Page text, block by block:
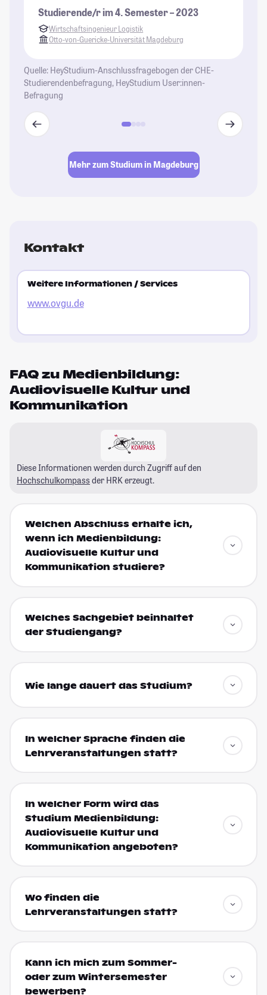
Studierende/r im 4. Semester – 2023
Wirtschaftsingenieur Logistik
Otto-von-Guericke-Universität Magdeburg
Quelle: HeyStudium-Anschlussfragebogen der CHE-
Studierendenbefragung, HeyStudium User:innen-
Befragung
Mehr zum Studium in Magdeburg
Kontakt
Weitere Informationen / Services
www.ovgu.de
FAQ zu Medienbildung:
Audiovisuelle Kultur und
Kommunikation
Diese Informationen werden durch Zugriff auf den
Hochschulkompass der HRK erzeugt.
Welchen Abschluss erhalte ich,
wenn ich Medienbildung:
Audiovisuelle Kultur und
Kommunikation studiere?
Welches Sachgebiet beinhaltet
der Studiengang?
Wie lange dauert das Studium?
In welcher Sprache finden die
Lehrveranstaltungen statt?
In welcher Form wird das
Studium Medienbildung:
Audiovisuelle Kultur und
Kommunikation angeboten?
Wo finden die
Lehrveranstaltungen statt?
Kann ich mich zum Sommer-
oder zum Wintersemester
bewerben?